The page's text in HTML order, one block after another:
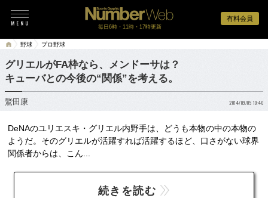
有料会員
毎日6時・11時・17時更新
野球 プロ野球
グリエルがFA枠なら、メンドーサは？
キューバとの今後の“関係”を考える。
鷲田康 2014/09/05 10:40
DeNAのユリエスキ・グリエル内野手は、どうも本物の中の本物の
ようだ。そのグリエルが活躍すれば活躍するほど、口さがない球界
関係者からは、こん...
続きを読む